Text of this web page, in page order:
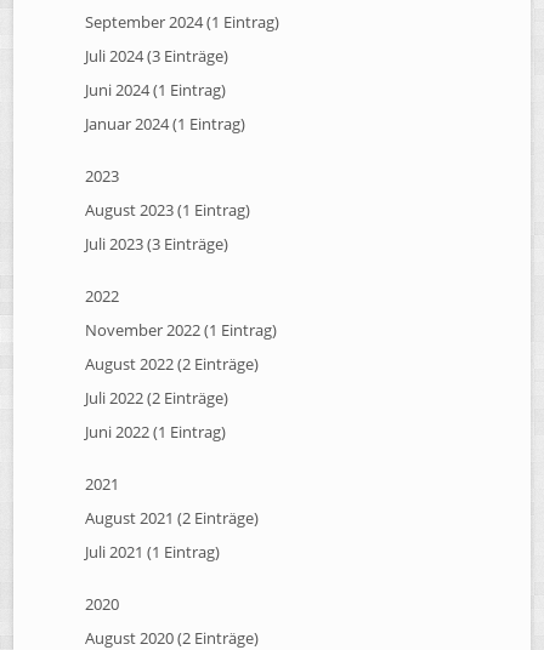
September 2024 (1 Eintrag)
Juli 2024 (3 Einträge)
Juni 2024 (1 Eintrag)
Januar 2024 (1 Eintrag)
2023
August 2023 (1 Eintrag)
Juli 2023 (3 Einträge)
2022
November 2022 (1 Eintrag)
August 2022 (2 Einträge)
Juli 2022 (2 Einträge)
Juni 2022 (1 Eintrag)
2021
August 2021 (2 Einträge)
Juli 2021 (1 Eintrag)
2020
August 2020 (2 Einträge)